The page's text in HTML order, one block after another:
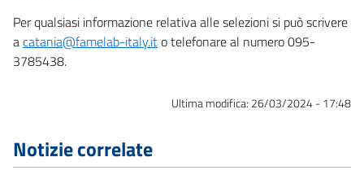
Per qualsiasi informazione relativa alle selezioni si può scrivere
acatania@famelab-italy.ito telefonare al numero 095-
3785438.
Ultima modifica: 26/03/2024 - 17:48
Notizie correlate